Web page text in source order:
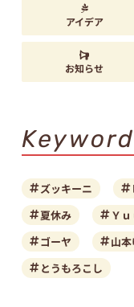
アイデア
お知らせ
Keyword
ズッキーニ
夏休み
Ｙｕ
ゴーヤ
山本
とうもろこし